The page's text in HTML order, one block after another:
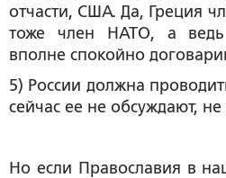
отчасти, США. Да, Греция
тоже член НАТО, а ведь
вполне спокойно
5) России должна
сейчас ее не обсуждают,
Но если Православия в